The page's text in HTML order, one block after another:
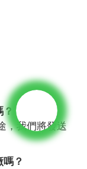
，我們將發送
？